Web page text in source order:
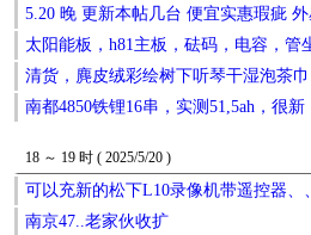
5.20 晚 更新本帖几台 便宜实惠瑕疵
太阳能板，h81主板，砝码，电容，
清货，麂皮绒彩绘树下听琴干湿泡茶
南都4850铁锂16串，实测51,5ah，很新
18 ～ 19 时 ( 2025/5/20 )
可以充新的松下L10录像机带遥控器、
南京47..老家伙收扩